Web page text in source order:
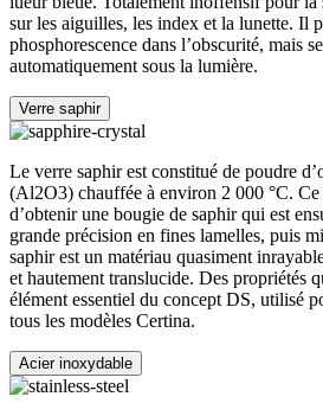
sur les aiguilles, les index et la lunette. Il
phosphorescence dans l’obscurité, mais
automatiquement sous la lumière.
Verre saphir
Le verre saphir est constitué de poudre
(Al2O3) chauffée à environ 2 000 °C. Ce
d’obtenir une bougie de saphir qui est
grande précision en fines lamelles, puis
saphir est un matériau quasiment
et hautement translucide. Des propriétés
élément essentiel du concept DS, utilisé
tous les modèles Certina.
Acier inoxydable